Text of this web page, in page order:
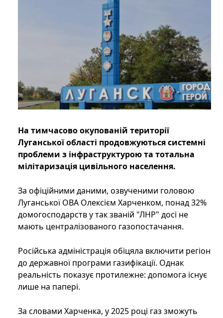
На тимчасово окупованій території
Луганської області продовжуються системні
проблеми з інфраструктурою та тотальна
мілітаризація цивільного населення.
За офіційними даними, озвученими головою
Луганської ОВА Олексієм Харченком, понад 32%
домогосподарств у так званій "ЛНР" досі не
мають централізованого газопостачання.
Російська адміністрація обіцяла включити регіон
до державної програми газифікації. Однак
реальність показує протилежне: допомога існує
лише на папері.
За словами Харченка, у 2025 році газ зможуть